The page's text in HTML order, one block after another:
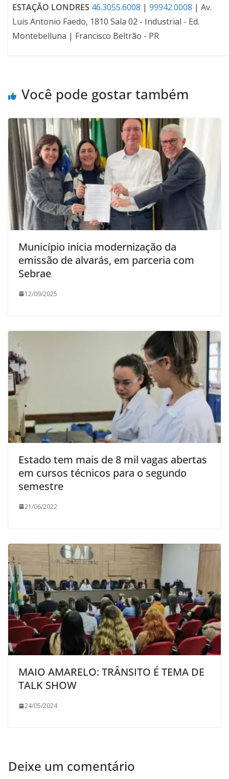
ESTAÇÃO LONDRES 46.3055.6008 |99942.0008 | Av.
Luis Antonio Faedo, 1810 Sala 02 - Industrial - Ed.
Montebelluna | Francisco Beltrão - PR
Você pode gostar também
Município inicia modernização da
emissão de alvarás, em parceria com
Sebrae
12/09/2025
Estado tem mais de 8 mil vagas abertas
em cursos técnicos para o segundo
semestre
21/06/2022
MAIO AMARELO: TRÂNSITO É TEMA DE
TALK SHOW
24/05/2024
Deixe um comentário